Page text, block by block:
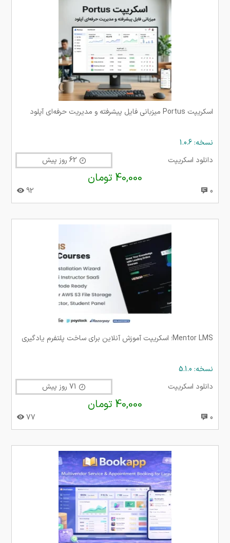
اسکریپت Portus میزبانی فایل پیشرفته و مدیریت حرفه‌ای آپلود
نسخه: 1.0.6
دانلود اسکریپت
40,000 تومان
0
92
Mentor LMS؛ اسکریپت آموزش آنلاین برای ساخت پلتفرم یادگیری
نسخه: 5.1.0
دانلود اسکریپت
40,000 تومان
0
77